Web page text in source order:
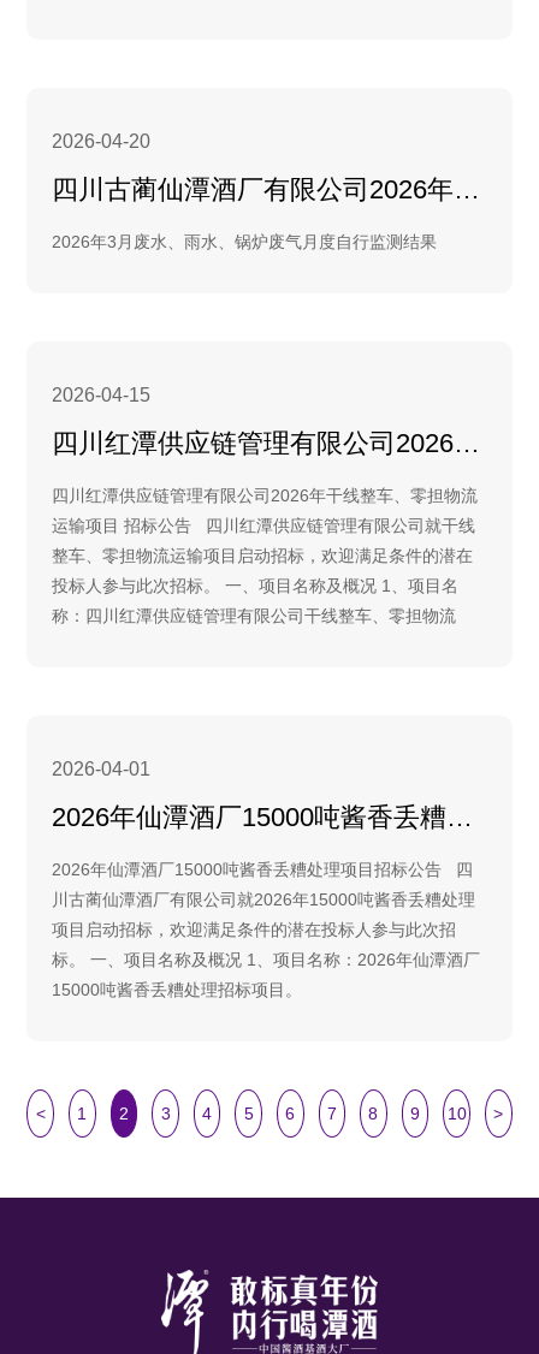
2026-04-20
四川古蔺仙潭酒厂有限公司2026年3月自行监测检测结果
2026年3月废水、雨水、锅炉废气月度自行监测结果
2026-04-15
四川红潭供应链管理有限公司2026年干线整车、零担物流运输项目招标公告
四川红潭供应链管理有限公司2026年干线整车、零担物流
运输项目 招标公告 四川红潭供应链管理有限公司就干线
整车、零担物流运输项目启动招标，欢迎满足条件的潜在
投标人参与此次招标。 一、项目名称及概况 1、项目名
称：四川红潭供应链管理有限公司干线整车、零担物流
2026-04-01
2026年仙潭酒厂15000吨酱香丢糟处理项目招标公告
2026年仙潭酒厂15000吨酱香丢糟处理项目招标公告 四
川古蔺仙潭酒厂有限公司就2026年15000吨酱香丢糟处理
项目启动招标，欢迎满足条件的潜在投标人参与此次招
标。 一、项目名称及概况 1、项目名称：2026年仙潭酒厂
15000吨酱香丢糟处理招标项目。
< 1 2 3 4 5 6 7 8 9 10 >